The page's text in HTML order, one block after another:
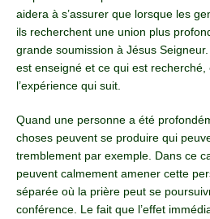
aidera à s’assurer que lorsque les
ils recherchent une union plus
grande soumission à Jésus
est enseigné et ce qui est recherché,
l’expérience qui suit.
Quand une personne a été
choses peuvent se produire qui
tremblement par exemple. Dans ce
peuvent calmement amener cette
séparée où la prière peut se
conférence. Le fait que l’effet